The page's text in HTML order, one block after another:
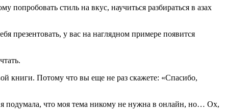
попробовать стиль на вкус, научиться разбираться в азах
презентовать, у вас на наглядном примере появится
книги. Потому что вы еще не раз скажете: «Спасибо,
подумала, что моя тема никому не нужна в онлайн, но… Ох,